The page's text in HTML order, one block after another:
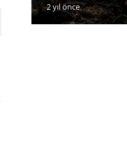
2 yıl önce